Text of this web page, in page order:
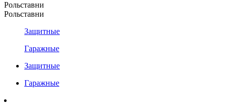
Рольставни
Рольставни
Защитные
Гаражные
Защитные
Гаражные